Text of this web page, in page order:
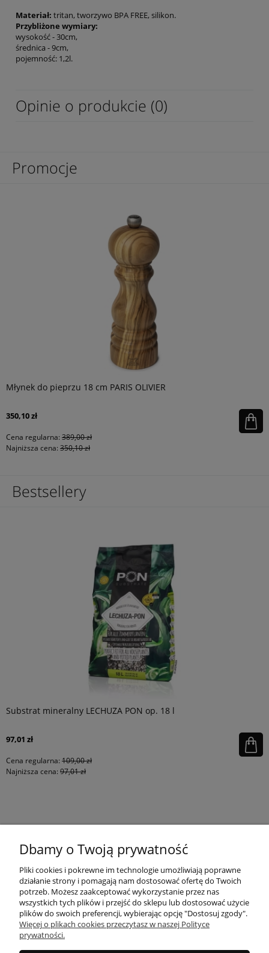
Materiał: tritan, tworzywo BPA FREE, silikon.
Przybliżone wymiary:
wysokość - 30cm,
średnica - 9cm,
pojemność: 1,2l.
Opinie o produkcie (0)
Promocje
Młynek do pieprzu 18 cm PARIS OLIVIER
350,10 zł
Cena regularna: 389,00 zł
Najniższa cena: 350,10 zł
Bestsellery
Substrat mineralny LECHUZA PON op. 18 l
97,01 zł
Cena regularna: 109,00 zł
Najniższa cena: 97,01 zł
MOJE KONTO
PŁATNOŚCI I DOSTAWA
INFORMACJE
Dbamy o Twoją prywatność
Pliki cookies i pokrewne im technologie umożliwiają poprawne
działanie strony i pomagają nam dostosować ofertę do Twoich
potrzeb. Możesz zaakceptować wykorzystanie przez nas
wszystkich tych plików i przejść do sklepu lub dostosować użycie
plików do swoich preferencji, wybierając opcję "Dostosuj zgody".
Więcej o plikach cookies przeczytasz w naszej Polityce
prywatności.